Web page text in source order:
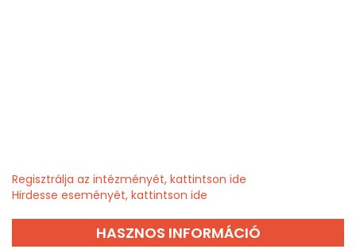
Regisztrálja az intézményét, kattintson ide
Hirdesse eseményét, kattintson ide
HASZNOS INFORMÁCIÓ